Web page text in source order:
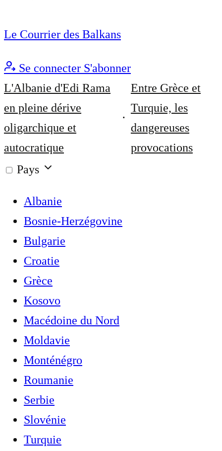
Le Courrier des Balkans
Se connecter S'abonner
L'Albanie d'Edi Rama
en pleine dérive
oligarchique et
autocratique
Entre Grèce et
Turquie, les
dangereuses
provocations
Pays
Albanie
Bosnie-Herzégovine
Bulgarie
Croatie
Grèce
Kosovo
Macédoine du Nord
Moldavie
Monténégro
Roumanie
Serbie
Slovénie
Turquie